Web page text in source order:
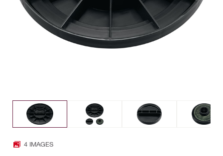
4 IMAGES